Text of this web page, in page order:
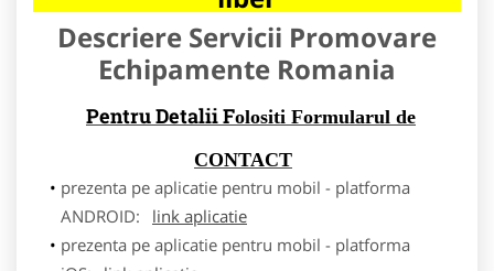
Descriere Servicii Promovare
Echipamente Romania
Pentru Detalii Folositi Formularul de
CONTACT
prezenta pe aplicatie pentru mobil - platforma
ANDROID:
link aplicatie
prezenta pe aplicatie pentru mobil - platforma